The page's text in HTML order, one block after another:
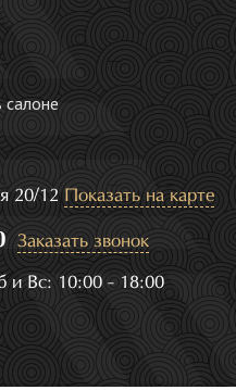
салоне
20/12 Показать на карте
Заказать звонок
и Вс: 10:00 - 18:00